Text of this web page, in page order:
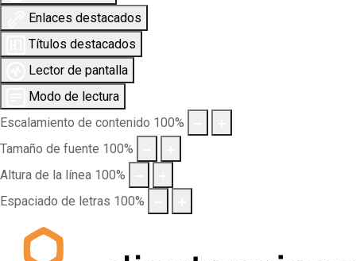
Enlaces destacados
Títulos destacados
Lector de pantalla
Modo de lectura
Escalamiento de contenido 100%
Tamaño de fuente 100%
Altura de la línea 100%
Espaciado de letras 100%